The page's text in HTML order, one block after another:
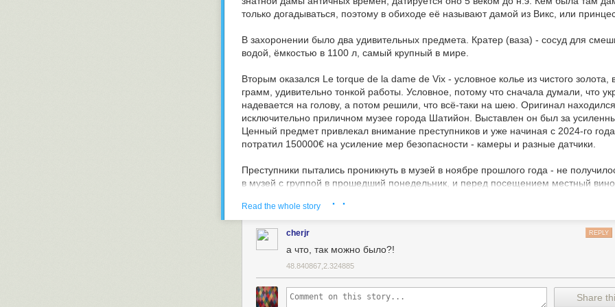
только догадываться, поэтому в обиходе её называют дамой из Викс, или
В захоронении было два удивительных предмета. Кратер (ваза) - сосуд для
водой, ёмкостью в 1100 л, самый крупный в мире.
Вторым оказался Le torque de la dame de Vix - условное колье из чистого золота,
грамм, удивительно тонкой работы. Условное, потому что сначала думали, что
надевается на голову, а потом решили, что всё-таки на шею. Оригинал
исключительно приличном музее города Шатийон. Выставлен он был за
Ценный предмет привлекал внимание преступников и уже начиная с 2024-го
потратил 150000€ на усиление мер безопасности - камеры и разные датчики.
Преступники пытались проникнуть в музей в ноябре прошлого года - не
в музей с группой в прошедший понедельник, и перед посещением местный
словам значения. Мы, как всегда, посмотрели Кратер, колье и прочие экспонаты,
ушли, как я понял, видел я это колье возможно в последний раз.
Вчера, грабители не стали ждать ночи. Они вошли в музей через вход, купили
разбили витрину, не смотря на присутствие посетительницы рядом с ними, после
знаю. Сотрудники музея в изумлении и в шоке. Кто читает по-французски, в
комментарии статья на эту тему. На фото само колье и Кратер Викс.
Read the whole story · ·
cherjr REPLY
а что, так можно было?!
48.840867,2.324885
Share